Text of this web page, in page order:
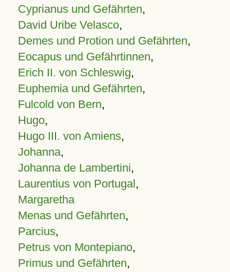
Cyprianus und Gefährten,
David Uribe Velasco,
Demes und Protion und Gefährten,
Eocapus und Gefährtinnen,
Erich II. von Schleswig,
Euphemia und Gefährten,
Fulcold von Bern,
Hugo,
Hugo III. von Amiens,
Johanna,
Johanna de Lambertini,
Laurentius von Portugal,
Margaretha
Menas und Gefährten,
Parcius,
Petrus von Montepiano,
Primus und Gefährten,